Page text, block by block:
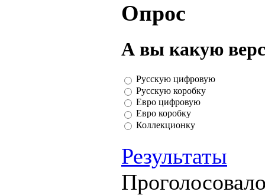
Опрос
А вы какую
Русскую цифровую
Русскую коробку
Евро цифровую
Евро коробку
Коллекционку
Результаты